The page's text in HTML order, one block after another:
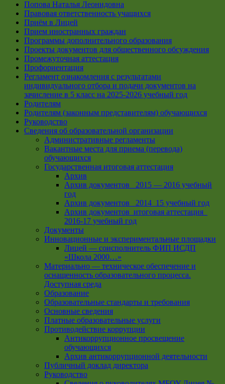
Попова Наталья Леонидовна
Правовая ответственность учащихся
Приём в Лицей
Прием иностранных граждан
Программы дополнительного образования
Проекты документов для общественного обсуждения
Промежуточная аттестация
Профориентация
Регламент ознакомления с результатами
индивидуального отбора и подачи документов на
зачисление в 5 класс на 2025-2026 учебный год
Родителям
Родителям (законным представителям) обучающихся
Руководство
Сведения об образовательной организации
Административные регламенты
Вакантные места для приема (перевода)
обучающихся
Государственная итоговая аттестация
Архив
Архив документов _2015 — 2016 учебный
год
Архив документов_ 2014_15 учебный год
Архив документов_итоговая аттестация_
2016-17 учебный год
Документы
Инновационные и экспериментальные площадки
Лицей — соисполнитель ФИП ИСДП
«Школа 2000…»
Материально — техническое обеспечение и
оснащенность образовательного процесса.
Доступная среда
Образование
Образовательные стандарты и требования
Основные сведения
Платные образовательные услуги
Противодействие коррупции
Антикоррупционное просвещение
обучающихся
Архив антикоррупционной деятельности
Публичный доклад директора
Руководство